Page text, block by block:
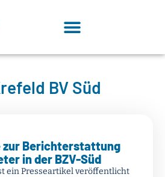
BV Süd
zur Berichterstattung
in der BZV-Süd
ein Presseartikel veröffentlicht